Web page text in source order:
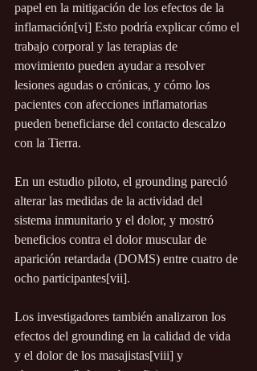
papel en la mitigación de los efectos de la
inflamación[vi] Esto podría explicar cómo el
trabajo corporal y las terapias de
movimiento pueden ayudar a resolver
lesiones agudas o crónicas, y cómo los
pacientes con afecciones inflamatorias
pueden beneficiarse del contacto descalzo
con la Tierra.
En un estudio piloto, el grounding pareció
alterar las medidas de la actividad del
sistema inmunitario y el dolor, y mostró
beneficios contra el dolor muscular de
aparición retardada (DOMS) entre cuatro de
ocho participantes[vii].
Los investigadores también analizaron los
efectos del grounding en la calidad de vida
y el dolor de los masajistas[viii] y